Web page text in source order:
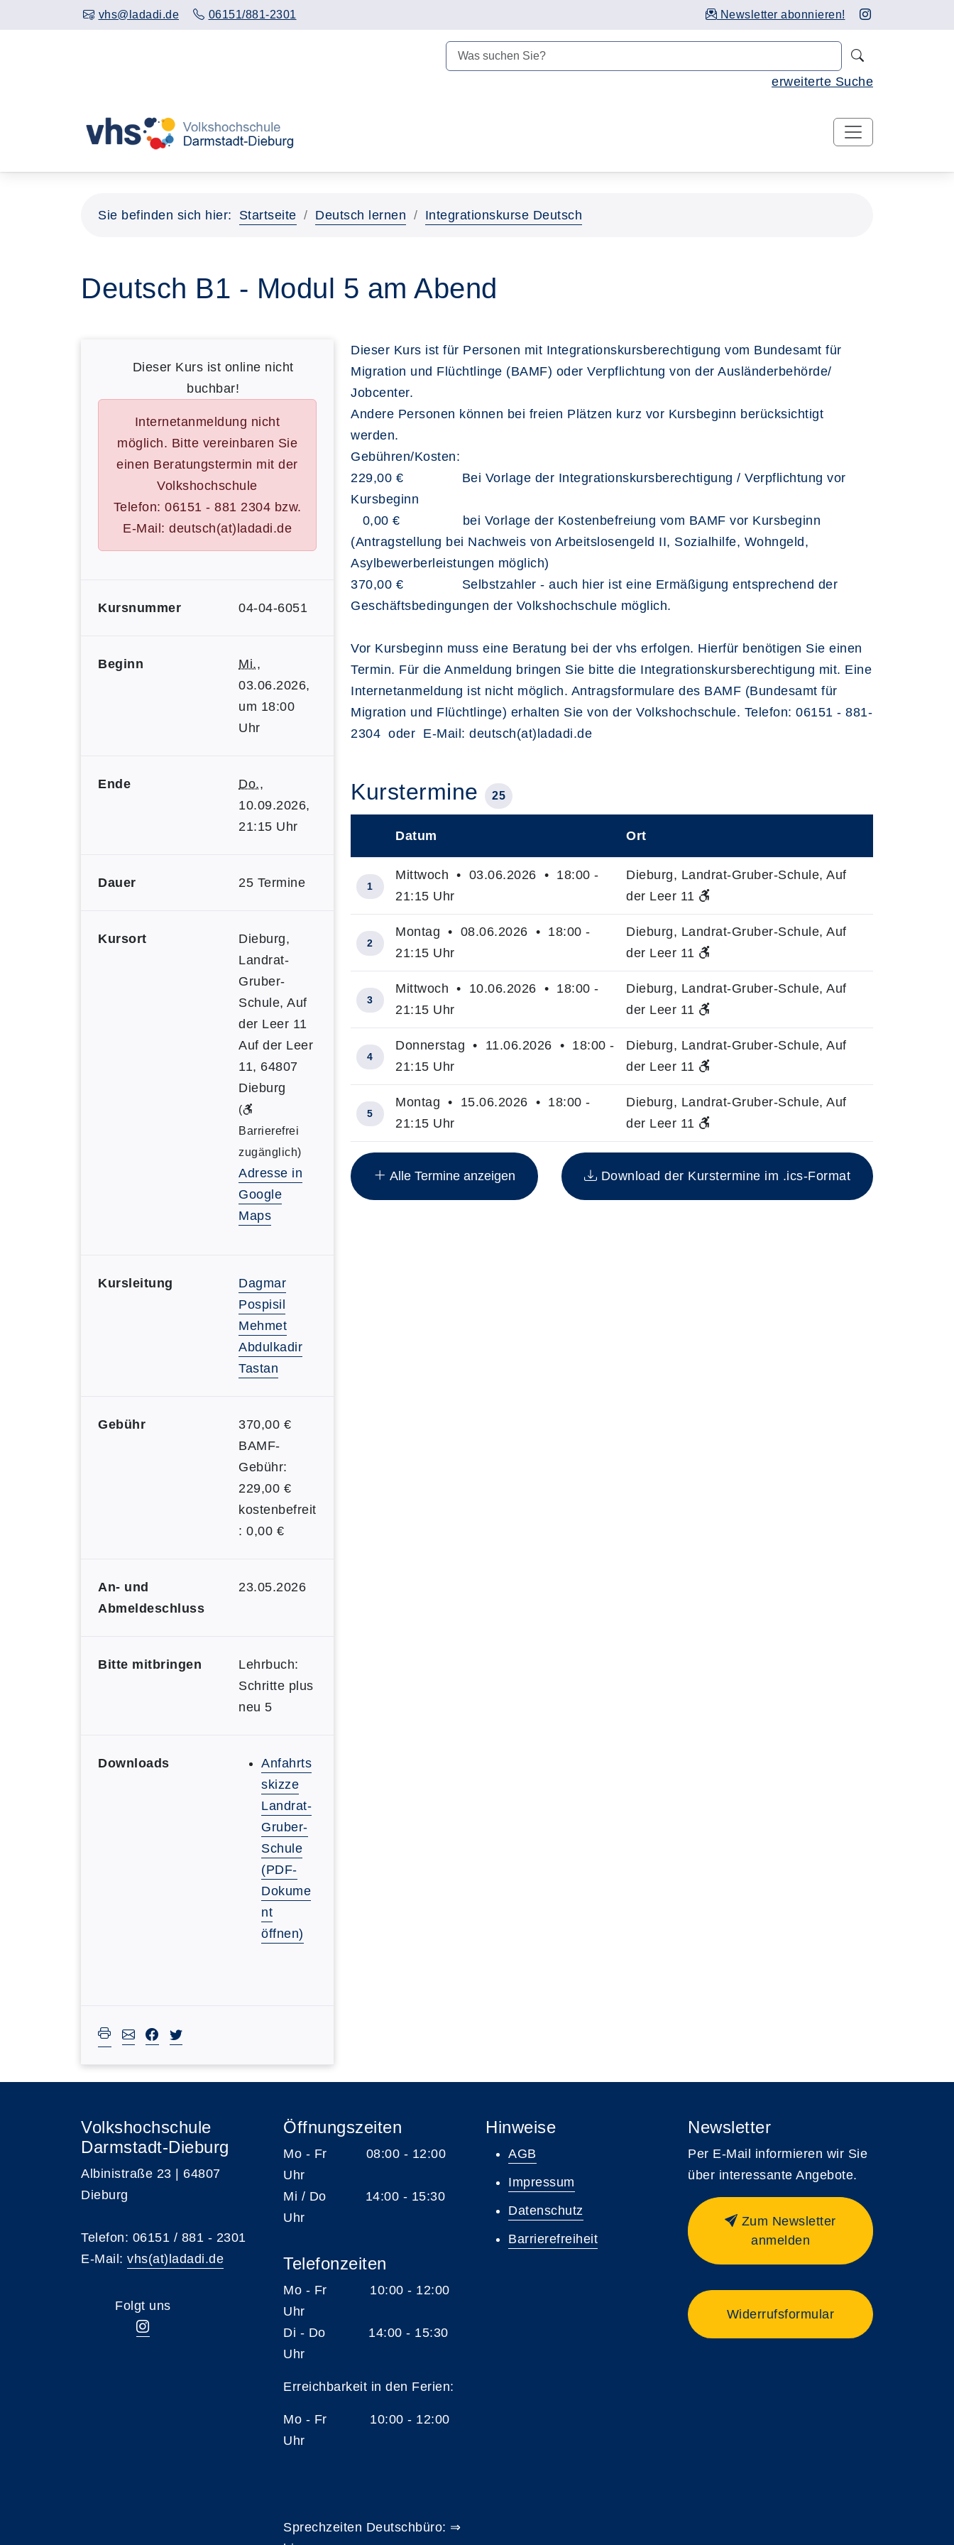
vhs@ladadi.de 06151/881-2301 Newsletter abonnieren!
erweiterte Suche
Sie befinden sich hier: Startseite Deutsch lernen Integrationskurse Deutsch
Deutsch B1 - Modul 5 am Abend
Dieser Kurs ist online nicht
buchbar!
Internetanmeldung nicht
möglich. Bitte vereinbaren Sie
einen Beratungstermin mit der
Volkshochschule
Telefon: 06151 - 881 2304 bzw.
E-Mail: deutsch(at)ladadi.de
Kursnummer 04-04-6051
Beginn Mi.,
03.06.2026,
um 18:00
Uhr
Ende Do.,
10.09.2026,
21:15 Uhr
Dauer 25 Termine
Kursort
Dieburg,
Landrat-
Gruber-
Schule, Auf
der Leer 11
Auf der Leer
11, 64807
Dieburg
(
Barrierefrei
zugänglich)
Adresse in
Google
Maps
Kursleitung
Dagmar
Pospisil
Mehmet
Abdulkadir
Tastan
Gebühr
370,00 €
BAMF-
Gebühr:
229,00 €
kostenbefreit
: 0,00 €
An- und
Abmeldeschluss
23.05.2026
Bitte mitbringen
Lehrbuch:
Schritte plus
neu 5
Downloads
Anfahrts
skizze
Landrat-
Gruber-
Schule
(PDF-
Dokume
nt
öffnen)
Dieser Kurs ist für Personen mit Integrationskursberechtigung vom Bundesamt für
Migration und Flüchtlinge (BAMF) oder Verpflichtung von der Ausländerbehörde/
Jobcenter.
Andere Personen können bei freien Plätzen kurz vor Kursbeginn berücksichtigt
werden.
Gebühren/Kosten:
229,00 € Bei Vorlage der Integrationskursberechtigung / Verpflichtung vor
Kursbeginn
0,00 € bei Vorlage der Kostenbefreiung vom BAMF vor Kursbeginn
(Antragstellung bei Nachweis von Arbeitslosengeld II, Sozialhilfe, Wohngeld,
Asylbewerberleistungen möglich)
370,00 € Selbstzahler - auch hier ist eine Ermäßigung entsprechend der
Geschäftsbedingungen der Volkshochschule möglich.
Vor Kursbeginn muss eine Beratung bei der vhs erfolgen. Hierfür benötigen Sie einen
Termin. Für die Anmeldung bringen Sie bitte die Integrationskursberechtigung mit. Eine
Internetanmeldung ist nicht möglich. Antragsformulare des BAMF (Bundesamt für
Migration und Flüchtlinge) erhalten Sie von der Volkshochschule. Telefon: 06151 - 881-
2304 oder E-Mail: deutsch(at)ladadi.de
Kurstermine 25
Insgesamt gibt es 25 Termine zum diesen Kurs
Datum Ort
1
Mittwoch • 03.06.2026 • 18:00 -
21:15 Uhr
Dieburg, Landrat-Gruber-Schule, Auf
der Leer 11
2
Montag • 08.06.2026 • 18:00 -
21:15 Uhr
Dieburg, Landrat-Gruber-Schule, Auf
der Leer 11
3
Mittwoch • 10.06.2026 • 18:00 -
21:15 Uhr
Dieburg, Landrat-Gruber-Schule, Auf
der Leer 11
4
Donnerstag • 11.06.2026 • 18:00 -
21:15 Uhr
Dieburg, Landrat-Gruber-Schule, Auf
der Leer 11
5
Montag • 15.06.2026 • 18:00 -
21:15 Uhr
Dieburg, Landrat-Gruber-Schule, Auf
der Leer 11
Alle Termine anzeigen Download der Kurstermine im .ics-Format
Volkshochschule
Darmstadt-Dieburg
Albinistraße 23 | 64807
Dieburg
Telefon: 06151 / 881 - 2301
E-Mail: vhs(at)ladadi.de
Folgt uns
Öffnungszeiten
Mo - Fr 08:00 - 12:00
Uhr
Mi / Do 14:00 - 15:30
Uhr
Telefonzeiten
Mo - Fr 10:00 - 12:00
Uhr
Di - Do 14:00 - 15:30
Uhr
Erreichbarkeit in den Ferien:
Mo - Fr 10:00 - 12:00
Uhr
Sprechzeiten Deutschbüro: ⇒
Hinweise
AGB
Impressum
Datenschutz
Barrierefreiheit
Newsletter
Per E-Mail informieren wir Sie
über interessante Angebote.
Zum Newsletter
anmelden
Widerrufsformular